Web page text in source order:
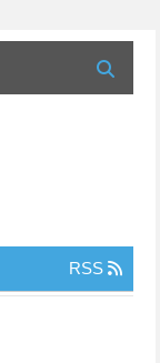
RSS